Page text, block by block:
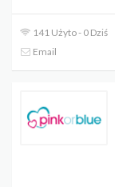
141 Użyto - 0 Dziś
Email